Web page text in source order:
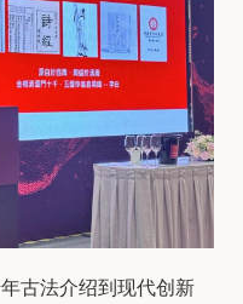
古法介绍到现代创新